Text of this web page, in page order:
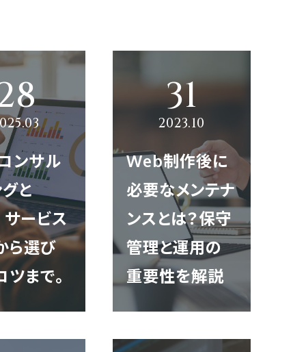
ンサル
と
ービス
ら選び
まで。
Web制作後に
必要なメンテナ
ンスとは？保守
管理と運用の
重要性を解説